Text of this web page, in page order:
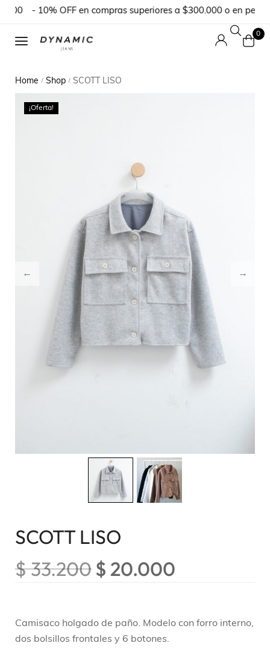
- 10% OFF en compras superiores a $300.000 o en
0
Home / Shop / SCOTT LISO
¡Oferta!
SCOTT LISO
$33.200$ 20.000
Camisaco holgado de paño. Modelo con forro interno,
dos bolsillos frontales y 6 botones.